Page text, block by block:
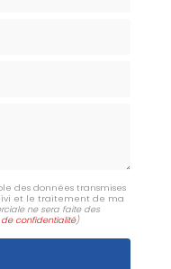
des données transmises
et le traitement de ma
ne sera faite des
confidentialité)